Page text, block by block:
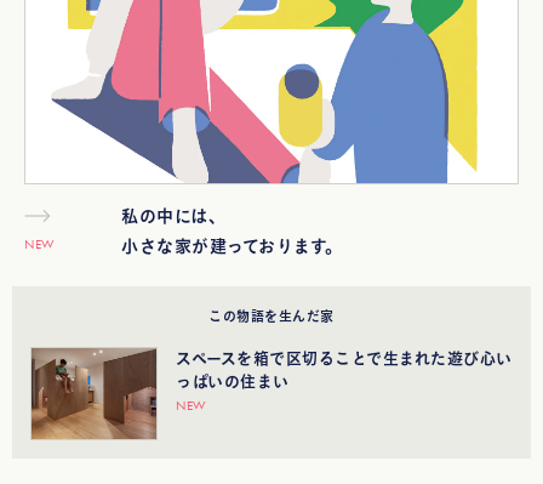
NEW
私の中には、
小さな家が建っております。
この物語を生んだ家
スペースを箱で区切ることで生まれた遊び心い
っぱいの住まい
NEW